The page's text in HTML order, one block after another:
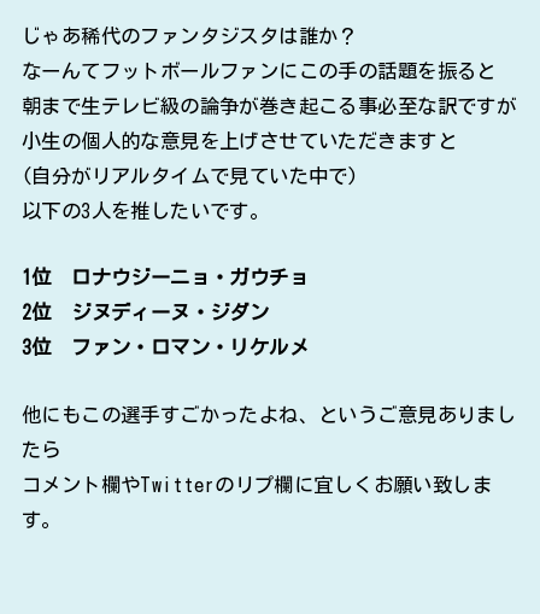
じゃあ稀代のファンタジスタは誰か？
なーんてフットボールファンにこの手の話題を振ると
朝まで生テレビ級の論争が巻き起こる事必至な訳ですが
小生の個人的な意見を上げさせていただきますと
(自分がリアルタイムで見ていた中で)
以下の3人を推したいです。
1位 ロナウジーニョ・ガウチョ
2位 ジヌディーヌ・ジダン
3位 ファン・ロマン・リケルメ
他にもこの選手すごかったよね、というご意見ありまし
たら
コメント欄やTwitterのリプ欄に宜しくお願い致しま
す。